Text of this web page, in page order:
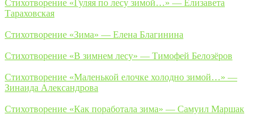
Стихотворение «Гуляя по лесу зимой…» — Елизавета
Тараховская
Стихотворение «Зима» — Елена Благинина
Стихотворение «В зимнем лесу» — Тимофей Белозёров
Стихотворение «Маленькой елочке холодно зимой…» —
Зинаида Александрова
Стихотворение «Как поработала зима» — Самуил Маршак